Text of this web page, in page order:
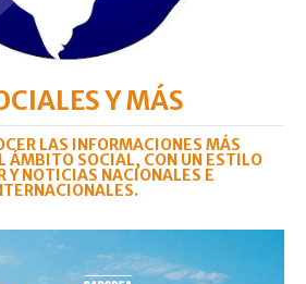
Y MÁS
LAS INFORMACIONES MÁS
ÁMBITO SOCIAL, CON UN ESTILO
Y NOTICIAS NACIONALES E